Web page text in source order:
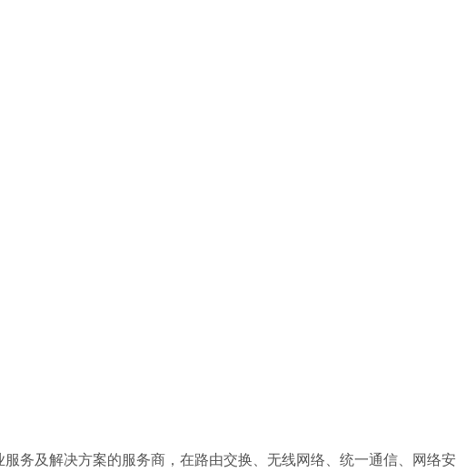
务及解决方案的服务商，在路由交换、无线网络、统一通信、网络